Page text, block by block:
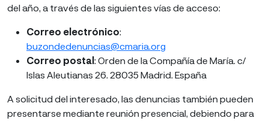
del año, a través de las siguientes vías de acceso:
Correo electrónico:
buzondedenuncias@cmaria.org
Correo postal : Orden de la Compañía de María. c/
Islas Aleutianas 26. 28035 Madrid. España
A solicitud del interesado, las denuncias también pueden
presentarse mediante reunión presencial, debiendo para